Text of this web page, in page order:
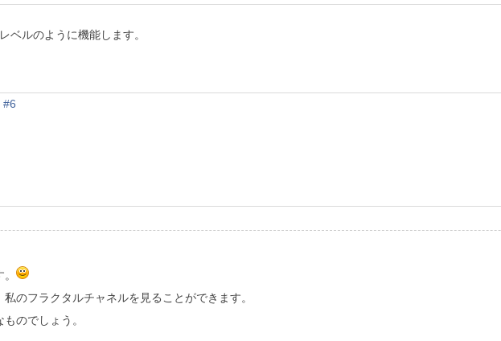
ベルのように機能します。
#6
のフラクタルチャネルを見ることができます。
のでしょう。